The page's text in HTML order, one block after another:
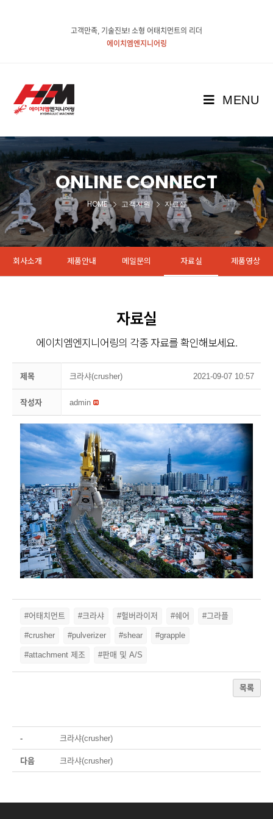
고객만족, 기술진보! 소형 어태치먼트의 리더
에이치엠엔지니어링
MENU
ONLINE CONNECT
HOME 고객지원 자료실
회사소개 제품안내 메일문의 자료실 제품영상
자료실
에이치엠엔지니어링의 각종 자료를 확인해보세요.
제목 크라샤(crusher) 2021-09-07 10:57
작성자 admin
#어태치먼트 #크라샤 #헐버라이저 #쉐어 #그라플
#crusher #pulverizer #shear #grapple
#attachment 제조 #판매 및 A/S
목록
- 크라샤(crusher)
다음 크라샤(crusher)